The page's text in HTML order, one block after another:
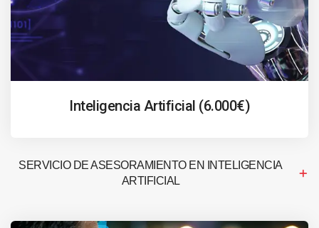
Inteligencia Artificial (6.000€)
SERVICIO DE ASESORAMIENTO EN INTELIGENCIA
ARTIFICIAL